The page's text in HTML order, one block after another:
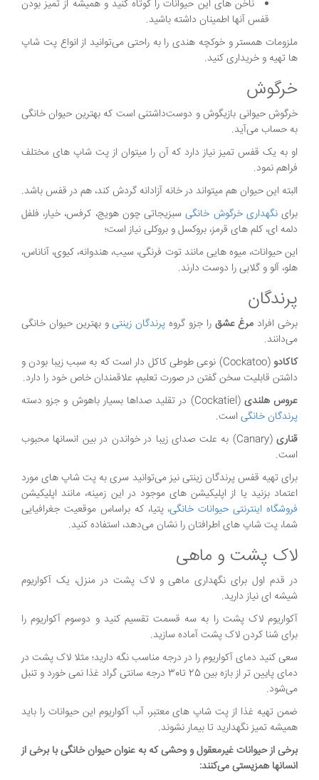
ناخن های این حیوانات را کوتاه کنید و همیشه از تمیز بودن
قفس آنها اطمینان داشته باشید.
ملزومات همستر و خوکچه هندی را به راحتی می‌توانید از انواع پت شاپ
ها تهیه و خریداری کنید.
خرگوش
خرگوش حیوانی بازیگوش و دوست‌داشتنی است که بهترین حیوان خانگی
به حساب می‌آید.
او به یک قفس تمیز نیاز دارد که آن را میتوان از پت شاپ های مختلف
فراهم نمود.
البته این حیوان هم میتواند در خانه آزادانه گردش کند، هم در قفس باشد.
براینگهداری خرگوش خانگیسبزیجاتی چون هویج، کرفس، خیار، فلفل
دلمه ای، کلم های قرمز، بروکسل و بروکلی نیاز است؛
این حیوانات، میوه هایی مانند توت فرنگی، سیب، هندوانه، کیوی، آناناس،
هلو، آلو و گلابی را دوست دارند.
پرندگان
برخی افراد مرغ عشق را جزو گروه پرندگان زینتیو بهترین حیوان خانگی
می‌دانند.
کاکادو
(Cockatoo) نوعی طوطی کاکل دار است که به سبب زیبا بودن و
داشتن قابلیت سخن گفتن در صورت تعلیم، علاقمندان خاص خود را دارد.
عروس هلندی (Cockatiel) در تقلید صداها بسیار باهوش و جزو دسته
پرندگان خانگیاست.
قناری
(Canary) به علت صدای زیبا در خواندن در بین انسانها محبوب
است.
برای تهیه قفس پرندگان زینتی نیز می‌توانید سری به پت شاپ های مورد
اعتماد بزنید یا از اپلیکیشن های موجود در این زمینه، مانند اپلیکیشن
فروشگاه اینترنتی حیوانات خانگی، پتیا، که براساس موقعیت جغرافیایی
شما، پت شاپ های اطرافتان را نشان می‌دهد، استفاده کنید.
لاک پشت و ماهی
در قدم اول برای نگهداری ماهی و لاک پشت در منزل، یک آکواریوم
شیشه ای نیاز دارید.
آکواریوم لاک پشت را به سه قسمت تقسیم کنید و دوسوم آکواریوم را
برای شنا کردن لاک پشت آماده سازید.
سعی کنید دمای آکواریوم را در درجه مناسب نگه دارید؛ مثلا لاک پشت در
دمای پایین تر از بازه بین 25 تا30 درجه سانتی گراد غذا نمی خورد و تنبل
می‌شود.
ضمن تهیه غذا از پت شاپ های معتبر، آب آکواریوم این حیوانات را باید
همیشه تمیز نگهدارید تا بیمار نشوند.
برخی از حیوانات غیرمعقول و وحشی که به عنوان حیوان خانگی با برخی از
انسانها همزیستی می‌کنند: